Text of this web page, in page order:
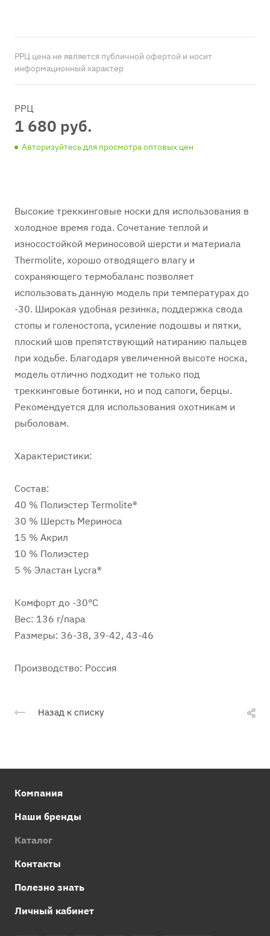
РРЦ цена не является публичной офертой и носит
информационный характер
РРЦ
1 680 руб.
Авторизуйтесь для просмотра оптовых цен
Высокие треккинговые носки для использования в
холодное время года. Сочетание теплой и
износостойкой мериносовой шерсти и материала
Thermolite, хорошо отводящего влагу и
сохраняющего термобаланс позволяет
использовать данную модель при температурах до
-30. Широкая удобная резинка, поддержка свода
стопы и голеностопа, усиление подошвы и пятки,
плоский шов препятствующий натиранию пальцев
при ходьбе. Благодаря увеличенной высоте носка,
модель отлично подходит не только под
треккинговые ботинки, но и под сапоги, берцы.
Рекомендуется для использования охотникам и
рыболовам.
Характеристики:
Состав:
40 % Полиэстер Termolite®
30 % Шерсть Мериноса
15 % Акрил
10 % Полиэстер
5 % Эластан Lycra®
Комфорт до -30°С
Вес: 136 г/пара
Размеры: 36-38, 39-42, 43-46
Производство: Россия
Назад к списку
Компания
Наши бренды
Каталог
Контакты
Полезно знать
Личный кабинет